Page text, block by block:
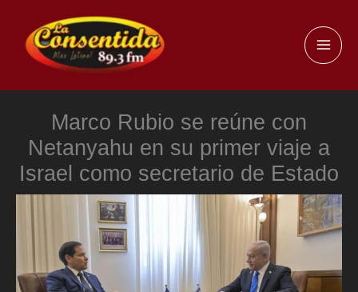
contenido
Marco Rubio se reúne con
Netanyahu en su primer viaje a
Israel como secretario de Estado